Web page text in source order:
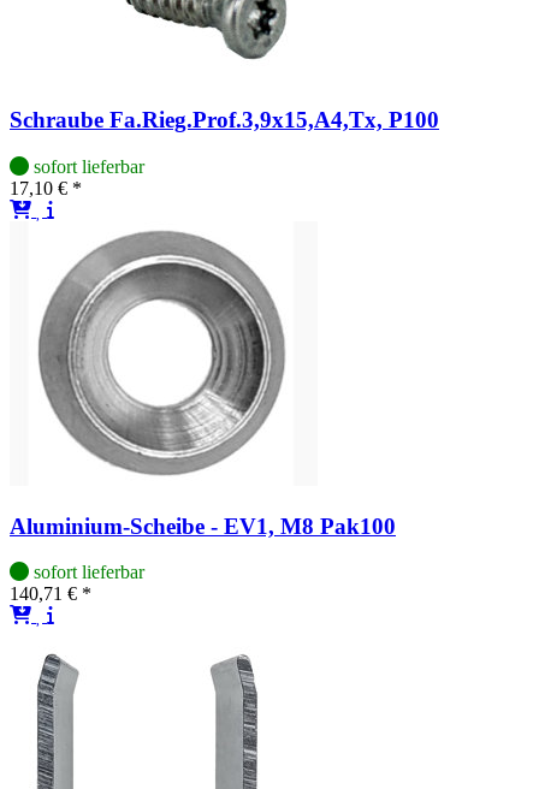
Schraube Fa.Rieg.Prof.3,9x15,A4,Tx, P100
sofort lieferbar
17,10 € *
Aluminium-Scheibe - EV1, M8 Pak100
sofort lieferbar
140,71 € *